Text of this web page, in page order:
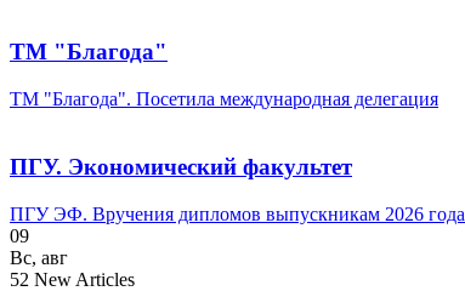
ТМ "Благода"
ТМ "Благода". Посетила международная делегация
ПГУ. Экономический факультет
ПГУ ЭФ. Вручения дипломов выпускникам 2026 года
09
Вс, авг
52 New Articles